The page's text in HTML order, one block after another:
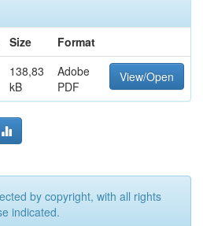
Size
Format
138,83
kB
Adobe
PDF
View/Open
by copyright, with all rights
indicated.